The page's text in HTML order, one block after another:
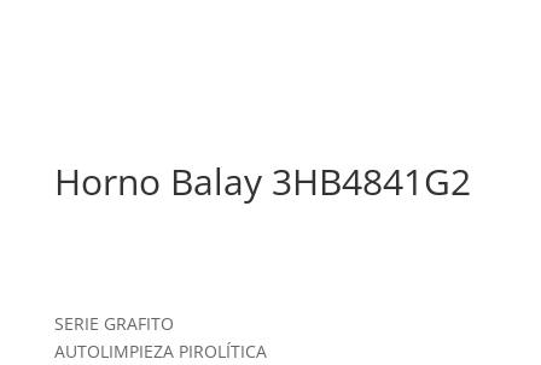
Horno Balay 3HB4841G2
SERIE GRAFITO
AUTOLIMPIEZA PIROLÍTICA